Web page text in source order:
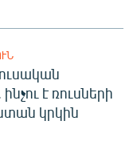
է ռուսների
կրկին